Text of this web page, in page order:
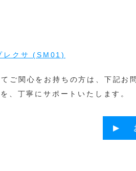
レクサ (SM01)
ご関心をお持ちの方は、下記お
、丁寧にサポートいたします。